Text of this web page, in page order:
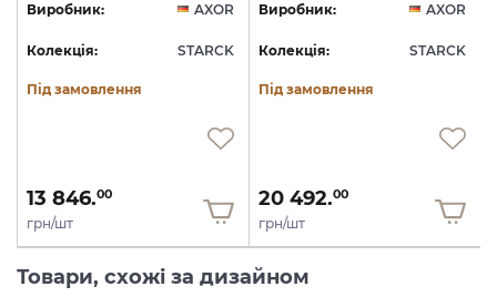
Виробник: AXOR
Колекція: STARCK
Під замовлення
13 846.00
грн/шт
Виробник: AXOR
Колекція: STARCK
Під замовлення
20 492.00
грн/шт
Товари, схожі за дизайном